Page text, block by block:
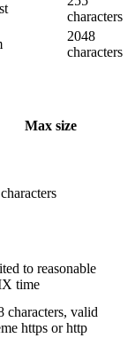
characters
2048
characters
Max size
to reasonable
time
characters, valid
https or http